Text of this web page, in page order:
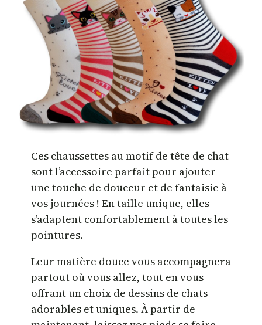
Ces chaussettes au motif de tête de chat
sont l’accessoire parfait pour ajouter
une touche de douceur et de fantaisie à
vos journées ! En taille unique, elles
s’adaptent confortablement à toutes les
pointures.
Leur matière douce vous accompagnera
partout où vous allez, tout en vous
offrant un choix de dessins de chats
adorables et uniques. À partir de